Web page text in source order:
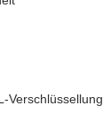
Verschlüssellung